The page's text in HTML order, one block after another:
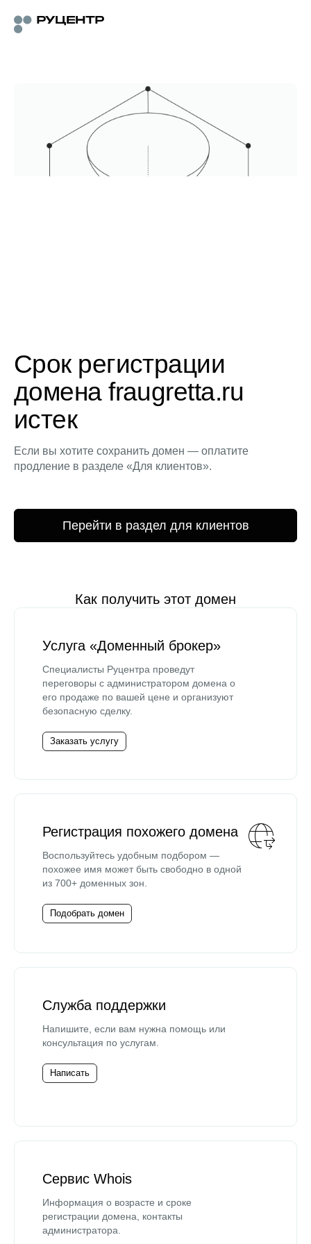
Срок регистрации
домена fraugretta.ru
истек
Если вы хотите сохранить домен — оплатите
продление в разделе «Для клиентов».
Перейти в раздел для клиентов
Как получить этот домен
Услуга «Доменный брокер»
Специалисты Руцентра проведут
переговоры с администратором домена о
его продаже по вашей цене и организуют
безопасную сделку.
Заказать услугу
Регистрация похожего домена
Воспользуйтесь удобным подбором —
похожее имя может быть свободно в одной
из 700+ доменных зон.
Подобрать домен
Служба поддержки
Напишите, если вам нужна помощь или
консультация по услугам.
Написать
Сервис Whois
Информация о возрасте и сроке
регистрации домена, контакты
администратора.